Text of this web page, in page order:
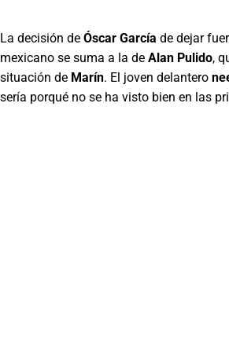
La decisión de Óscar García de dejar
mexicano se suma a la de Alan Pulido,
situación de Marín. El joven delantero
sería porqué no se ha visto bien en las